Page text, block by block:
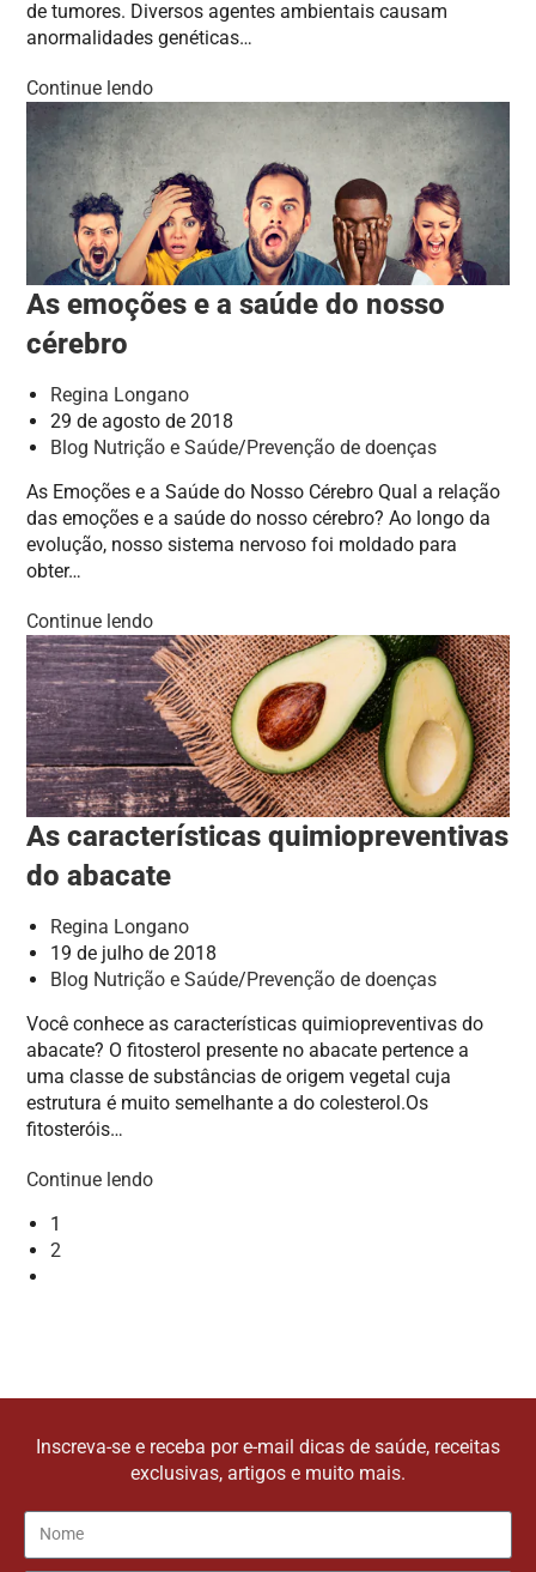
de tumores. Diversos agentes ambientais causam
anormalidades genéticas…
Continue lendo
As emoções e a saúde do nosso
cérebro
Regina Longano
29 de agosto de 2018
Blog Nutrição e Saúde/Prevenção de doenças
As Emoções e a Saúde do Nosso Cérebro Qual a relação
das emoções e a saúde do nosso cérebro? Ao longo da
evolução, nosso sistema nervoso foi moldado para
obter…
Continue lendo
As características quimiopreventivas
do abacate
Regina Longano
19 de julho de 2018
Blog Nutrição e Saúde/Prevenção de doenças
Você conhece as características quimiopreventivas do
abacate? O fitosterol presente no abacate pertence a
uma classe de substâncias de origem vegetal cuja
estrutura é muito semelhante a do colesterol.Os
fitosteróis…
Continue lendo
1
2
Inscreva-se e receba por e-mail dicas de saúde, receitas
exclusivas, artigos e muito mais.